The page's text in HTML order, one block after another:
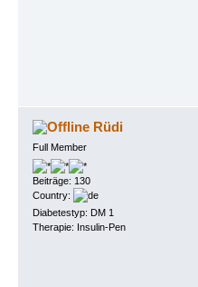
Rüdi
Full Member
Beiträge: 130
Country:
Diabetestyp: DM 1
Therapie: Insulin-Pen